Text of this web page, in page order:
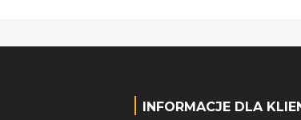
INFORMACJE DLA